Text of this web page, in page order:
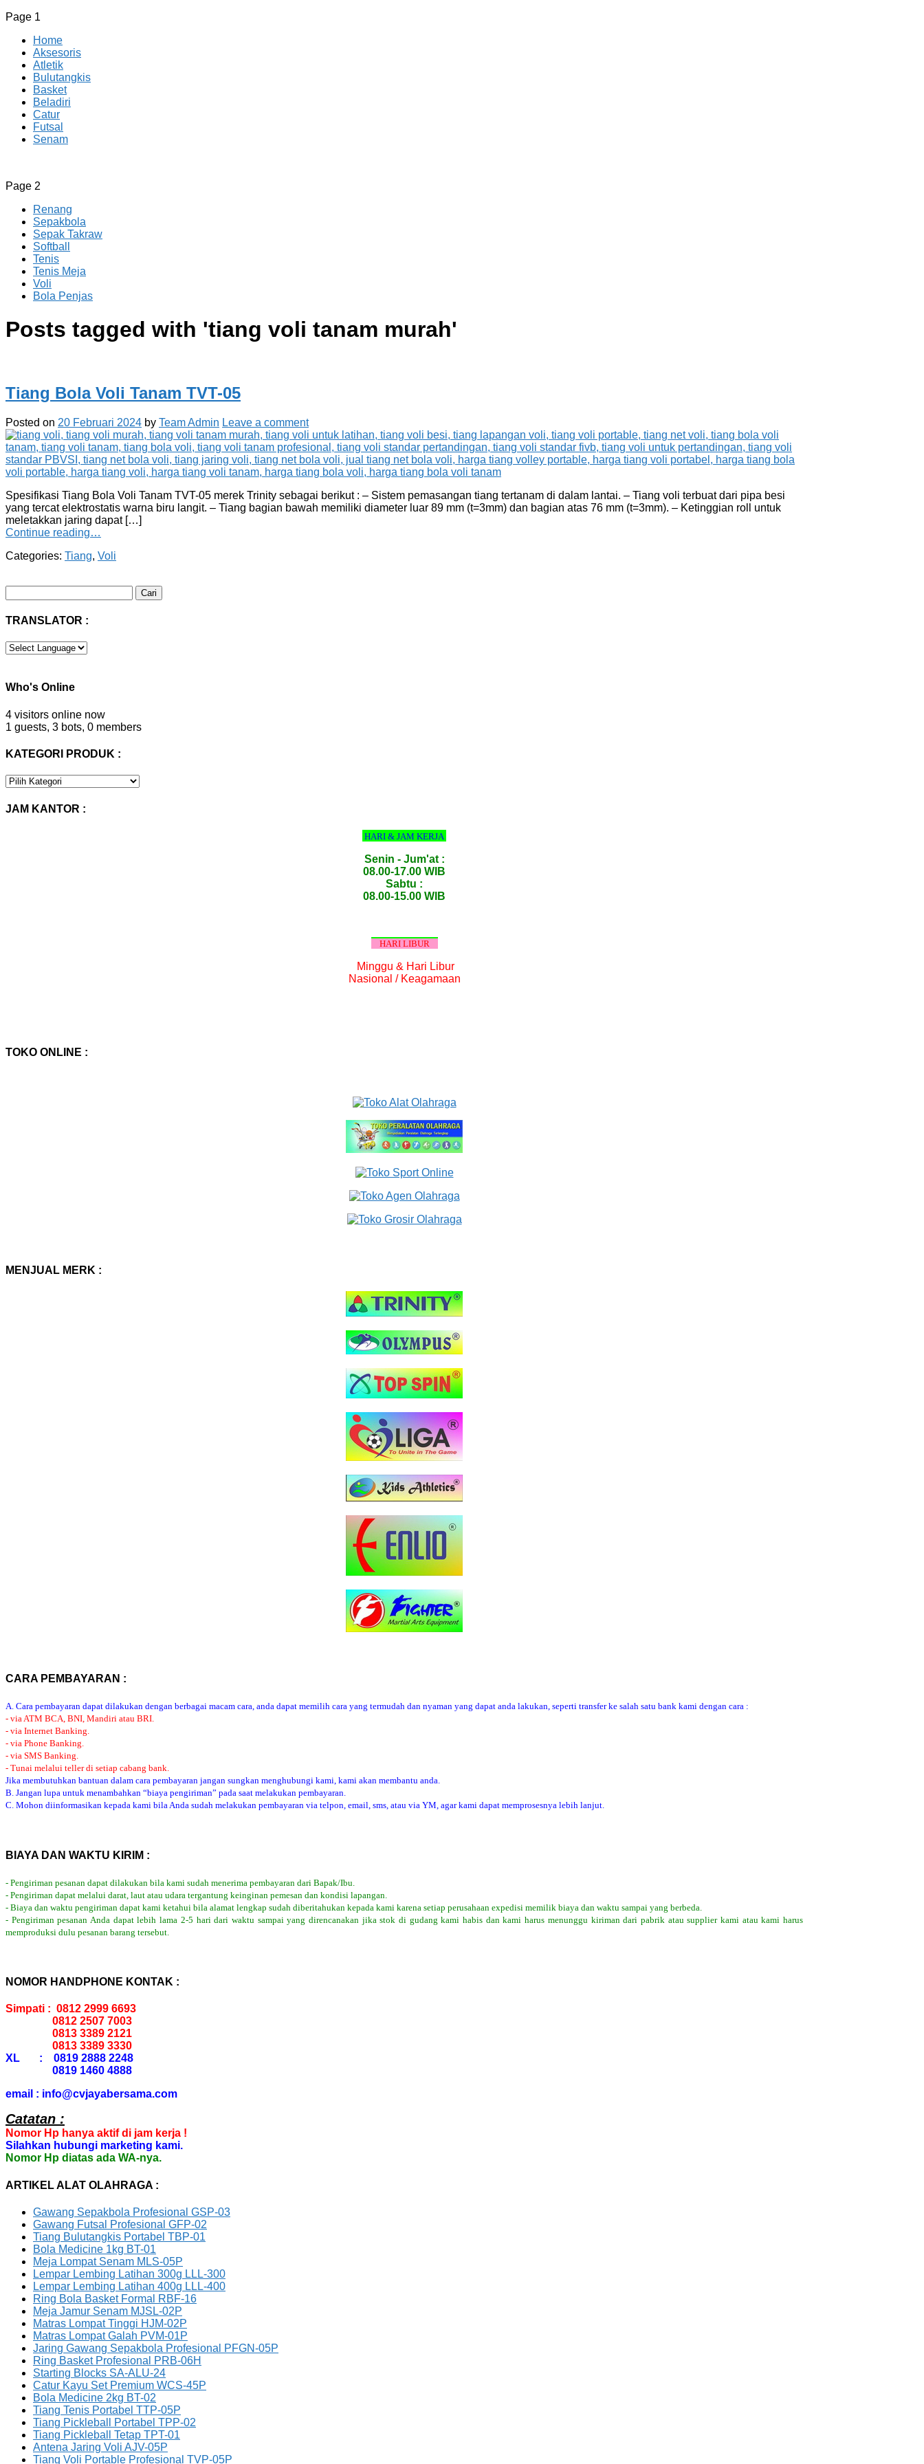
Page 1
Home
Aksesoris
Atletik
Bulutangkis
Basket
Beladiri
Catur
Futsal
Senam
CV JAYA BERSAMA Co Id
Menyediakan Semua Perlengkapan Olahraga Yang Lengkap, Berkualitas Dengan Harga Yang Murah
Page 2
Renang
Sepakbola
Sepak Takraw
Softball
Tenis
Tenis Meja
Voli
Bola Penjas
Posts tagged with 'tiang voli tanam murah'
Tiang Bola Voli Tanam TVT-05
Posted on 20 Februari 2024 by Team Admin Leave a comment
Spesifikasi Tiang Bola Voli Tanam TVT-05 merek Trinity sebagai berikut : – Sistem pemasangan tiang tertanam di dalam lantai. – Tiang voli terbuat dari pipa besi
yang tercat elektrostatis warna biru langit. – Tiang bagian bawah memiliki diameter luar 89 mm (t=3mm) dan bagian atas 76 mm (t=3mm). – Ketinggian roll untuk
meletakkan jaring dapat […]
Continue reading…
Categories: Tiang, Voli
untuk:
TRANSLATOR :
Who's Online
4 visitors online now
1 guests, 3 bots, 0 members
KATEGORI PRODUK :
KATEGORI
JAM KANTOR :
HARI & JAM KERJA
Senin - Jum'at :
08.00-17.00 WIB
Sabtu :
08.00-15.00 WIB
HARI LIBUR
Minggu & Hari Libur
Nasional / Keagamaan
TOKO ONLINE :
MENJUAL MERK :
CARA PEMBAYARAN :
A. Cara pembayaran dapat dilakukan dengan berbagai macam cara, anda dapat memilih cara yang termudah dan nyaman yang dapat anda lakukan, seperti transfer ke salah satu bank kami dengan cara :
- via ATM BCA, BNI, Mandiri atau BRI.
- via Internet Banking.
- via Phone Banking.
- via SMS Banking.
- Tunai melalui teller di setiap cabang bank.
Jika membutuhkan bantuan dalam cara pembayaran jangan sungkan menghubungi kami, kami akan membantu anda.
B. Jangan lupa untuk menambahkan “biaya pengiriman” pada saat melakukan pembayaran.
C. Mohon diinformasikan kepada kami bila Anda sudah melakukan pembayaran via telpon, email, sms, atau via YM, agar kami dapat memprosesnya lebih lanjut.
BIAYA DAN WAKTU KIRIM :
- Pengiriman pesanan dapat dilakukan bila kami sudah menerima pembayaran dari Bapak/Ibu.
- Pengiriman dapat melalui darat, laut atau udara tergantung keinginan pemesan dan kondisi lapangan.
- Biaya dan waktu pengiriman dapat kami ketahui bila alamat lengkap sudah diberitahukan kepada kami karena setiap perusahaan expedisi memilik biaya dan waktu sampai yang berbeda.
- Pengiriman pesanan Anda dapat lebih lama 2-5 hari dari waktu sampai yang direncanakan jika stok di gudang kami habis dan kami harus menunggu kiriman dari pabrik atau supplier kami atau kami harus
memproduksi dulu pesanan barang tersebut.
NOMOR HANDPHONE KONTAK :
Simpati : 0812 2999 6693
0812 2507 7003
0813 3389 2121
0813 3389 3330
XL : 0819 2888 2248
0819 1460 4888
email : info@cvjayabersama.com
Catatan :
Nomor Hp hanya aktif di jam kerja !
Silahkan hubungi marketing kami.
Nomor Hp diatas ada WA-nya.
ARTIKEL ALAT OLAHRAGA :
Gawang Sepakbola Profesional GSP-03
Gawang Futsal Profesional GFP-02
Tiang Bulutangkis Portabel TBP-01
Bola Medicine 1kg BT-01
Meja Lompat Senam MLS-05P
Lempar Lembing Latihan 300g LLL-300
Lempar Lembing Latihan 400g LLL-400
Ring Bola Basket Formal RBF-16
Meja Jamur Senam MJSL-02P
Matras Lompat Tinggi HJM-02P
Matras Lompat Galah PVM-01P
Jaring Gawang Sepakbola Profesional PFGN-05P
Ring Basket Profesional PRB-06H
Starting Blocks SA-ALU-24
Catur Kayu Set Premium WCS-45P
Bola Medicine 2kg BT-02
Tiang Tenis Portabel TTP-05P
Tiang Pickleball Portabel TPP-02
Tiang Pickleball Tetap TPT-01
Antena Jaring Voli AJV-05P
Tiang Voli Portable Profesional TVP-05P